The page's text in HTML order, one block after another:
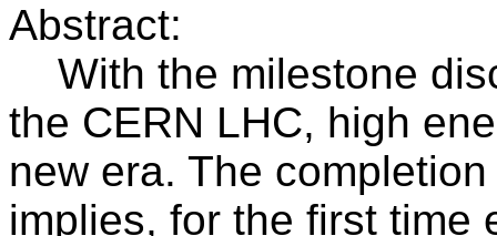
Abstract:
With the milestone
the CERN LHC, high
new era. The
implies, for the first time